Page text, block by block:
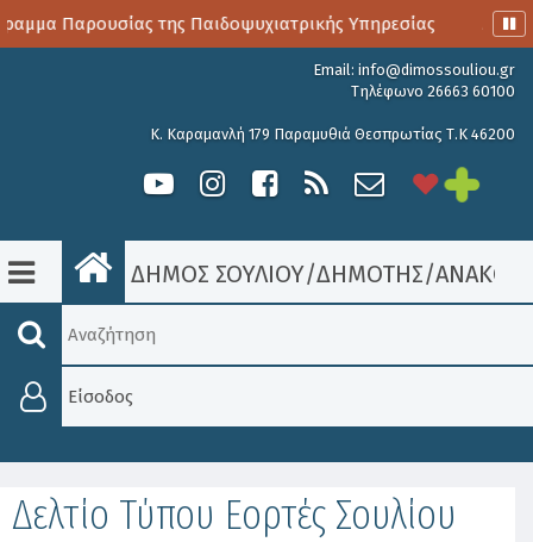
Παρουσίας της Παιδοψυχιατρικής Υπηρεσίας
Email: info@dimossouliou.gr
Τηλέφωνο 26663 60100
Κ. Καραμανλή 179 Παραμυθιά Θεσπρωτίας Τ.Κ 46200
ΔΗΜΟΣ ΣΟΥΛΙΟΥ/ΔΗΜΟΤΗΣ/
Είσοδος
Δελτίο Τύπου Εορτές Σουλίου